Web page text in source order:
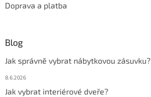
Doprava a platba
Blog
Jak správně vybrat nábytkovou zásuvku?
8.6.2026
Jak vybrat interiérové dveře?